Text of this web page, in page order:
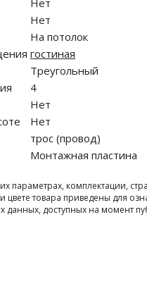
Нет
Нет
На потолок
гостиная
Треугольный
4
Нет
Нет
трос (провод)
Монтажная пластина
параметрах, комплектации,
цвете товара приведены для
данных, доступных на момент